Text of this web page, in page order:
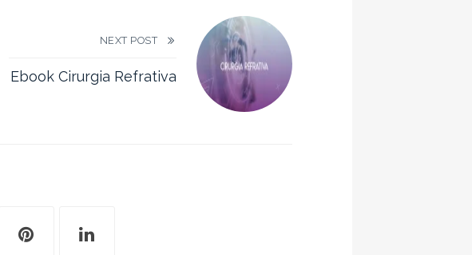
NEXT POST
Ebook Cirurgia Refrativa